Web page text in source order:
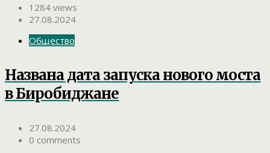
1284 views
27.08.2024
Общество
Названа дата запуска нового моста
в Биробиджане
27.08.2024
0 comments